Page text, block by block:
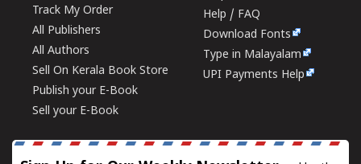
Track My Order
All Publishers
All Authors
Sell On Kerala Book Store
Publish your E-Book
Sell your E-Book
Help / FAQ
Download Fonts
Type in Malayalam
UPI Payments Help